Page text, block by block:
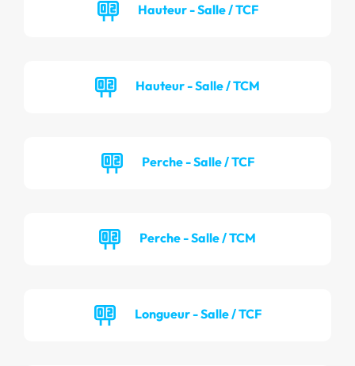
Hauteur - Salle / TCF
Hauteur - Salle / TCM
Perche - Salle / TCF
Perche - Salle / TCM
Longueur - Salle / TCF